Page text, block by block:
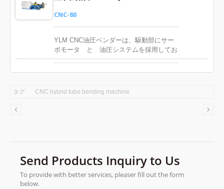
CNC-80
YLM CNC油圧ベンダーは、駆動部にサー
ボモータ と 油圧システムを採用してお
りますので、品質のより高い曲げを確保で
します。YLM CNC油圧ベンダーは、PC-
BASEコントロールシステムを採用し、操
タグ CNC hybrid tube bending machine